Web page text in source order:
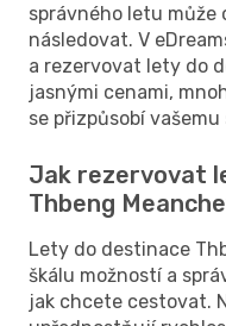
správného letu
následovat. V
a rezervovat lety do
jasnými cenami,
se přizpůsobí
Jak rezervovat
Thbeng
Lety do destinace
škálu možností a
jak chcete cestovat.